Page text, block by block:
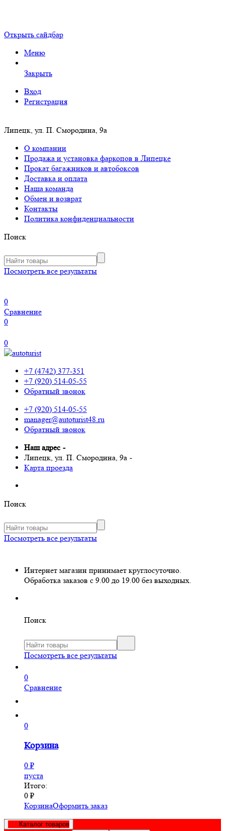
Открыть сайдбар
Меню
Закрыть
Вход
Регистрация
Липецк, ул. П. Смородина, 9а
О компании
Продажа и установка фаркопов в Липецке
Прокат багажников и автобоксов
Доставка и оплата
Наша команда
Обмен и возврат
Контакты
Политика конфиденциальности
Поиск
Посмотреть все результаты
0
Сравнение
0
0
+7 (4742) 377-351
+7 (920) 514-05-55
Обратный звонок
+7 (920) 514-05-55
manager@autoturist48.ru
Обратный звонок
Наш адрес -
Липецк, ул. П. Смородина, 9а -
Карта проезда
Поиск
Посмотреть все результаты
Интернет магазин принимает круглосуточно.
Обработка заказов с 9.00 до 19.00 без выходных.
Поиск
Посмотреть все результаты
0
Сравнение
0
Корзина
0 ₽
пуста
Итого:
0 ₽
КорзинаОформить заказ
Каталог товаров